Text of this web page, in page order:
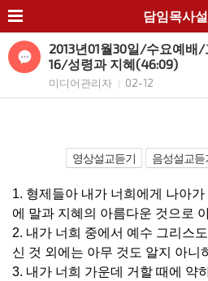
담임목사
2013년01월30일/수요예
16/성령과 지혜(46:09)
미디어관리자 02-12
영상설교듣기 음성설교듣
1. 형제들아 내가 너희에게 나아
에 말과 지혜의 아름다운 것으로
2. 내가 너희 중에서 예수 그리스
신 것 외에는 아무 것도 알지 아니
3. 내가 너희 가운데 거할 때에 약